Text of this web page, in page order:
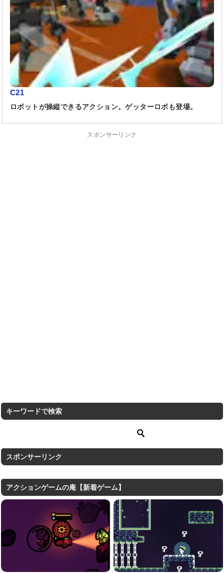
C21
ロボットが操縦できるアクション。ゲッターロボも登場。
スポンサーリンク
キーワードで検索
スポンサーリンク
アクションゲームの庵【新着ゲーム】